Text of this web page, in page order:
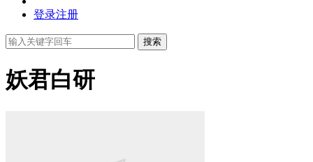
登录注册
搜索
妖君白研